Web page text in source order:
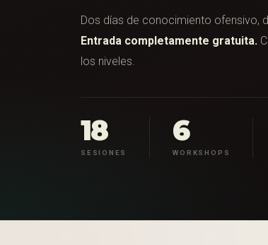
Dos días de conocimiento ofensivo,
Entrada completamente gratuita.
los niveles.
18
SESIONES
6
WORKSHOPS